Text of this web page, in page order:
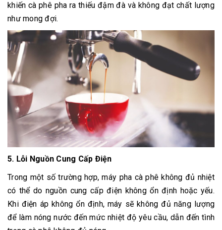
khiến cà phê pha ra thiếu đậm đà và không đạt chất lượng
như mong đợi.
5. Lỗi Nguồn Cung Cấp Điện
Trong một số trường hợp, máy pha cà phê không đủ nhiệt
có thể do nguồn cung cấp điện không ổn định hoặc yếu.
Khi điện áp không ổn định, máy sẽ không đủ năng lượng
để làm nóng nước đến mức nhiệt độ yêu cầu, dẫn đến tình